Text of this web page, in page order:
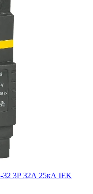
32 3Р 32А 25кА IEK